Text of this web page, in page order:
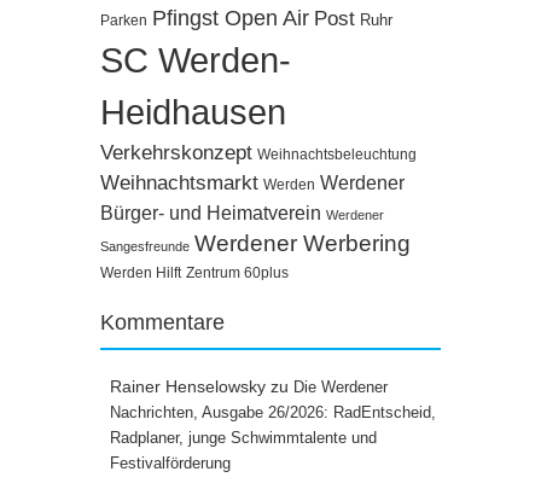
Parken Pfingst Open Air Post Ruhr
SC Werden-
Heidhausen
Verkehrskonzept Weihnachtsbeleuchtung
Weihnachtsmarkt Werden Werdener
Bürger- und Heimatverein Werdener
Sangesfreunde Werdener Werbering
Werden Hilft Zentrum 60plus
Kommentare
Rainer Henselowsky zu Die Werdener
Nachrichten, Ausgabe 26/2026: RadEntscheid,
Radplaner, junge Schwimmtalente und
Festivalförderung